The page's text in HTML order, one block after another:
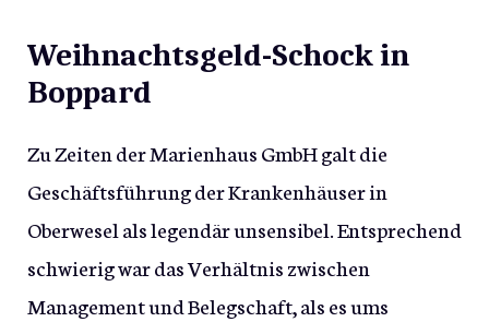
Weihnachtsgeld-Schock in
Boppard
Zu Zeiten der Marienhaus GmbH galt die
Geschäftsführung der Krankenhäuser in
Oberwesel als legendär unsensibel. Entsprechend
schwierig war das Verhältnis zwischen
Management und Belegschaft, als es ums